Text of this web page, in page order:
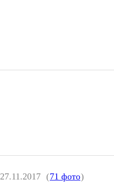
27.11.2017 (71 фото)